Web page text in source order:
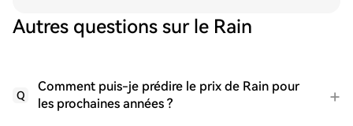
Autres questions sur le Rain
Q
Comment puis-je prédire le prix de Rain pour
les prochaines années ?